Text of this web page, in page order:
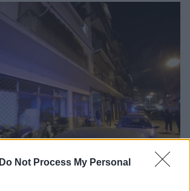
Do Not Process My Personal